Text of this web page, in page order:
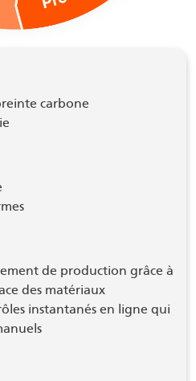
carbone
de production grâce à
des matériaux
instantanés en ligne qui